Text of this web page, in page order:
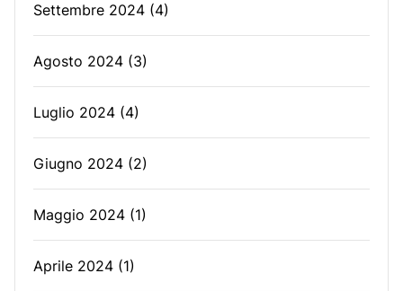
Settembre 2024 (4)
Agosto 2024 (3)
Luglio 2024 (4)
Giugno 2024 (2)
Maggio 2024 (1)
Aprile 2024 (1)